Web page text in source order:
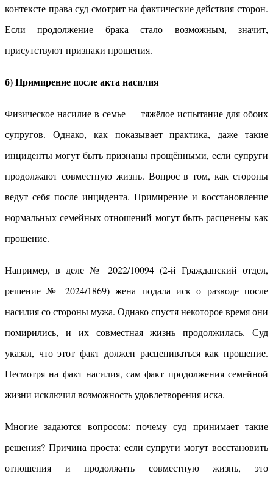
контексте права суд смотрит на фактические действия сторон.
Если продолжение брака стало возможным, значит,
присутствуют признаки прощения.
б) Примирение после акта насилия
Физическое насилие в семье — тяжёлое испытание для обоих
супругов. Однако, как показывает практика, даже такие
инциденты могут быть признаны прощёнными, если супруги
продолжают совместную жизнь. Вопрос в том, как стороны
ведут себя после инцидента. Примирение и восстановление
нормальных семейных отношений могут быть расценены как
прощение.
Например, в деле № 2022/10094 (2-й Гражданский отдел,
решение № 2024/1869) жена подала иск о разводе после
насилия со стороны мужа. Однако спустя некоторое время они
помирились, и их совместная жизнь продолжилась. Суд
указал, что этот факт должен расцениваться как прощение.
Несмотря на факт насилия, сам факт продолжения семейной
жизни исключил возможность удовлетворения иска.
Многие задаются вопросом: почему суд принимает такие
решения? Причина проста: если супруги могут восстановить
отношения и продолжить совместную жизнь, это